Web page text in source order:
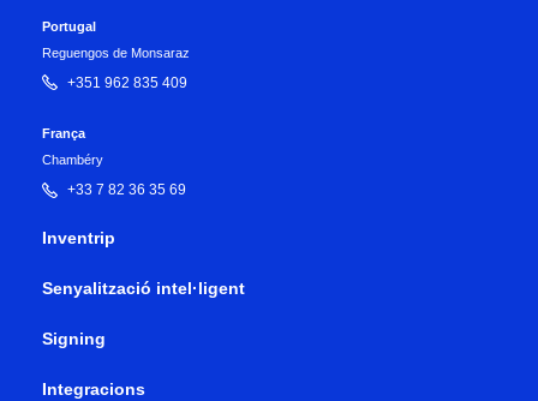
Portugal
Reguengos de Monsaraz
+351 962 835 409
França
Chambéry
+33 7 82 36 35 69
Inventrip
Senyalització intel·ligent
Signing
Integracions